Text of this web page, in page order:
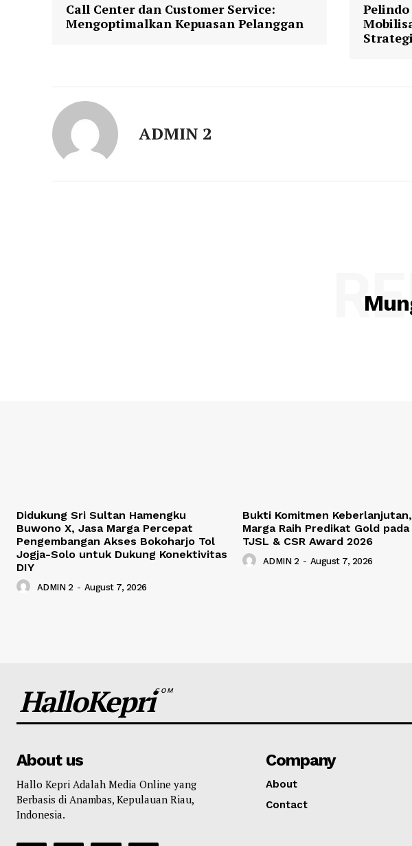
Call Center dan Customer Service:
Mengoptimalkan Kepuasan Pelanggan
ADMIN 2
Didukung Sri Sultan Hamengku
Buwono X, Jasa Marga Percepat
Pengembangan Akses Bokoharjo Tol
Jogja-Solo untuk Dukung Konektivitas
DIY
ADMIN 2 - August 7, 2026
Bukti Komitmen
Marga Raih Predikat Gold
TJSL & CSR Award 2026
ADMIN 2 - August 7, 2026
HalloKepriCOM
About us
Hallo Kepri Adalah Media Online yang
Berbasis di Anambas, Kepulauan Riau,
Indonesia.
Company
About
Contact